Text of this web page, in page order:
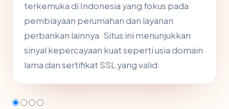
terkemuka di Indonesia yang fokus pada
pembiayaan perumahan dan layanan
perbankan lainnya. Situs ini menunjukkan
sinyal kepercayaan kuat seperti usia domain
lama dan sertifikat SSL yang valid.